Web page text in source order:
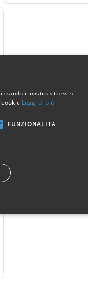
il nostro sito web
Leggi di più
FUNZIONALITÀ